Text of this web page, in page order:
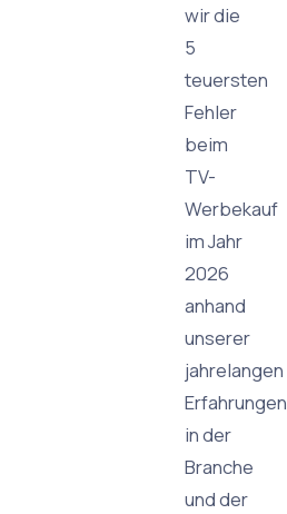
wir die
5
teuersten
Fehler
beim
TV-
Werbekauf
im Jahr
2026
anhand
unserer
jahrelangen
Erfahrungen
in der
Branche
und der